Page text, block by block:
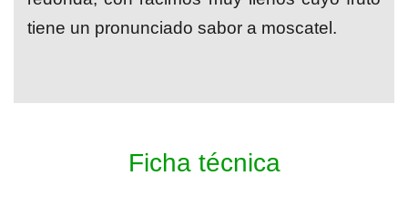
tiene un pronunciado sabor a moscatel.
Ficha técnica